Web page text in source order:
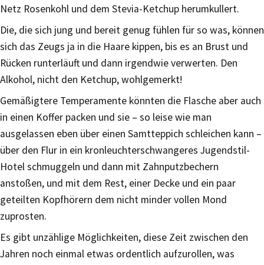
Netz Rosenkohl und dem Stevia-Ketchup herumkullert.
Die, die sich jung und bereit genug fühlen für so was, können
sich das Zeugs ja in die Haare kippen, bis es an Brust und
Rücken runterläuft und dann irgendwie verwerten. Den
Alkohol, nicht den Ketchup, wohlgemerkt!
Gemäßigtere Temperamente könnten die Flasche aber auch
in einen Koffer packen und sie – so leise wie man
ausgelassen eben über einen Samtteppich schleichen kann –
über den Flur in ein kronleuchterschwangeres Jugendstil-
Hotel schmuggeln und dann mit Zahnputzbechern
anstoßen, und mit dem Rest, einer Decke und ein paar
geteilten Kopfhörern dem nicht minder vollen Mond
zuprosten.
Es gibt unzählige Möglichkeiten, diese Zeit zwischen den
Jahren noch einmal etwas ordentlich aufzurollen, was